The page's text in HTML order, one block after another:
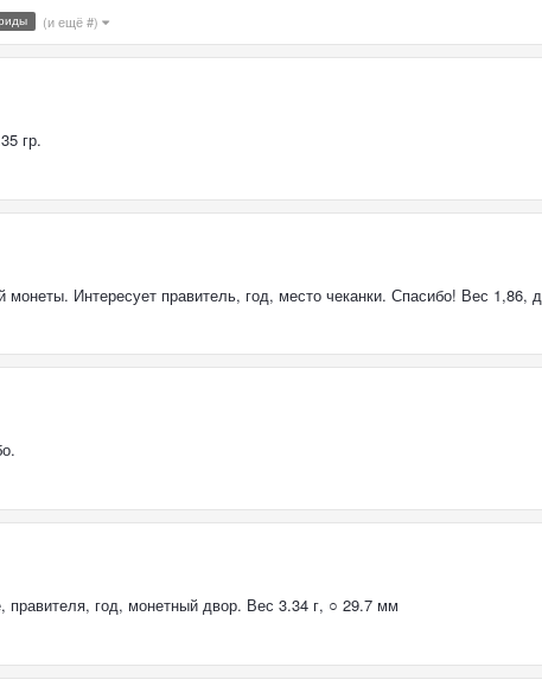
(и ещё #)
гр.
Интересует правитель, год, место чеканки. Спасибо! Вес 1,86,
год, монетный двор. Вес 3.34 г, ○ 29.7 мм